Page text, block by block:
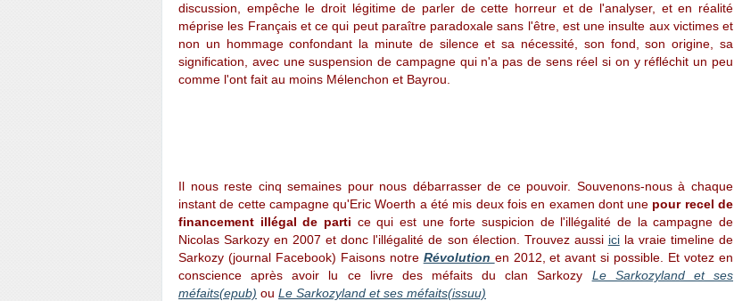
discussion, empêche le droit légitime de parler de cette horreur et de l'analyser, et en réalité
méprise les Français et ce qui peut paraître paradoxale sans l'être, est une insulte aux victimes et
non un hommage confondant la minute de silence et sa nécessité, son fond, son origine, sa
signification, avec une suspension de campagne qui n'a pas de sens réel si on y réfléchit un peu
comme l'ont fait au moins Mélenchon et Bayrou.
Il nous reste cinq semaines pour nous débarrasser de ce pouvoir. Souvenons-nous à chaque
instant de cette campagne qu'Eric Woerth a été mis deux fois en examen dont une pour recel de
financement illégal de parti ce qui est une forte suspicion de l'illégalité de la campagne de
Nicolas Sarkozy en 2007 et donc l'illégalité de son élection. Trouvez aussi icila vraie timeline de
Sarkozy (journal Facebook) Faisons notre Révolution en 2012, et avant si possible. Et votez en
conscience après avoir lu ce livre des méfaits du clan Sarkozy Le Sarkozyland et ses
méfaits(epub) ou Le Sarkozyland et ses méfaits(issuu)